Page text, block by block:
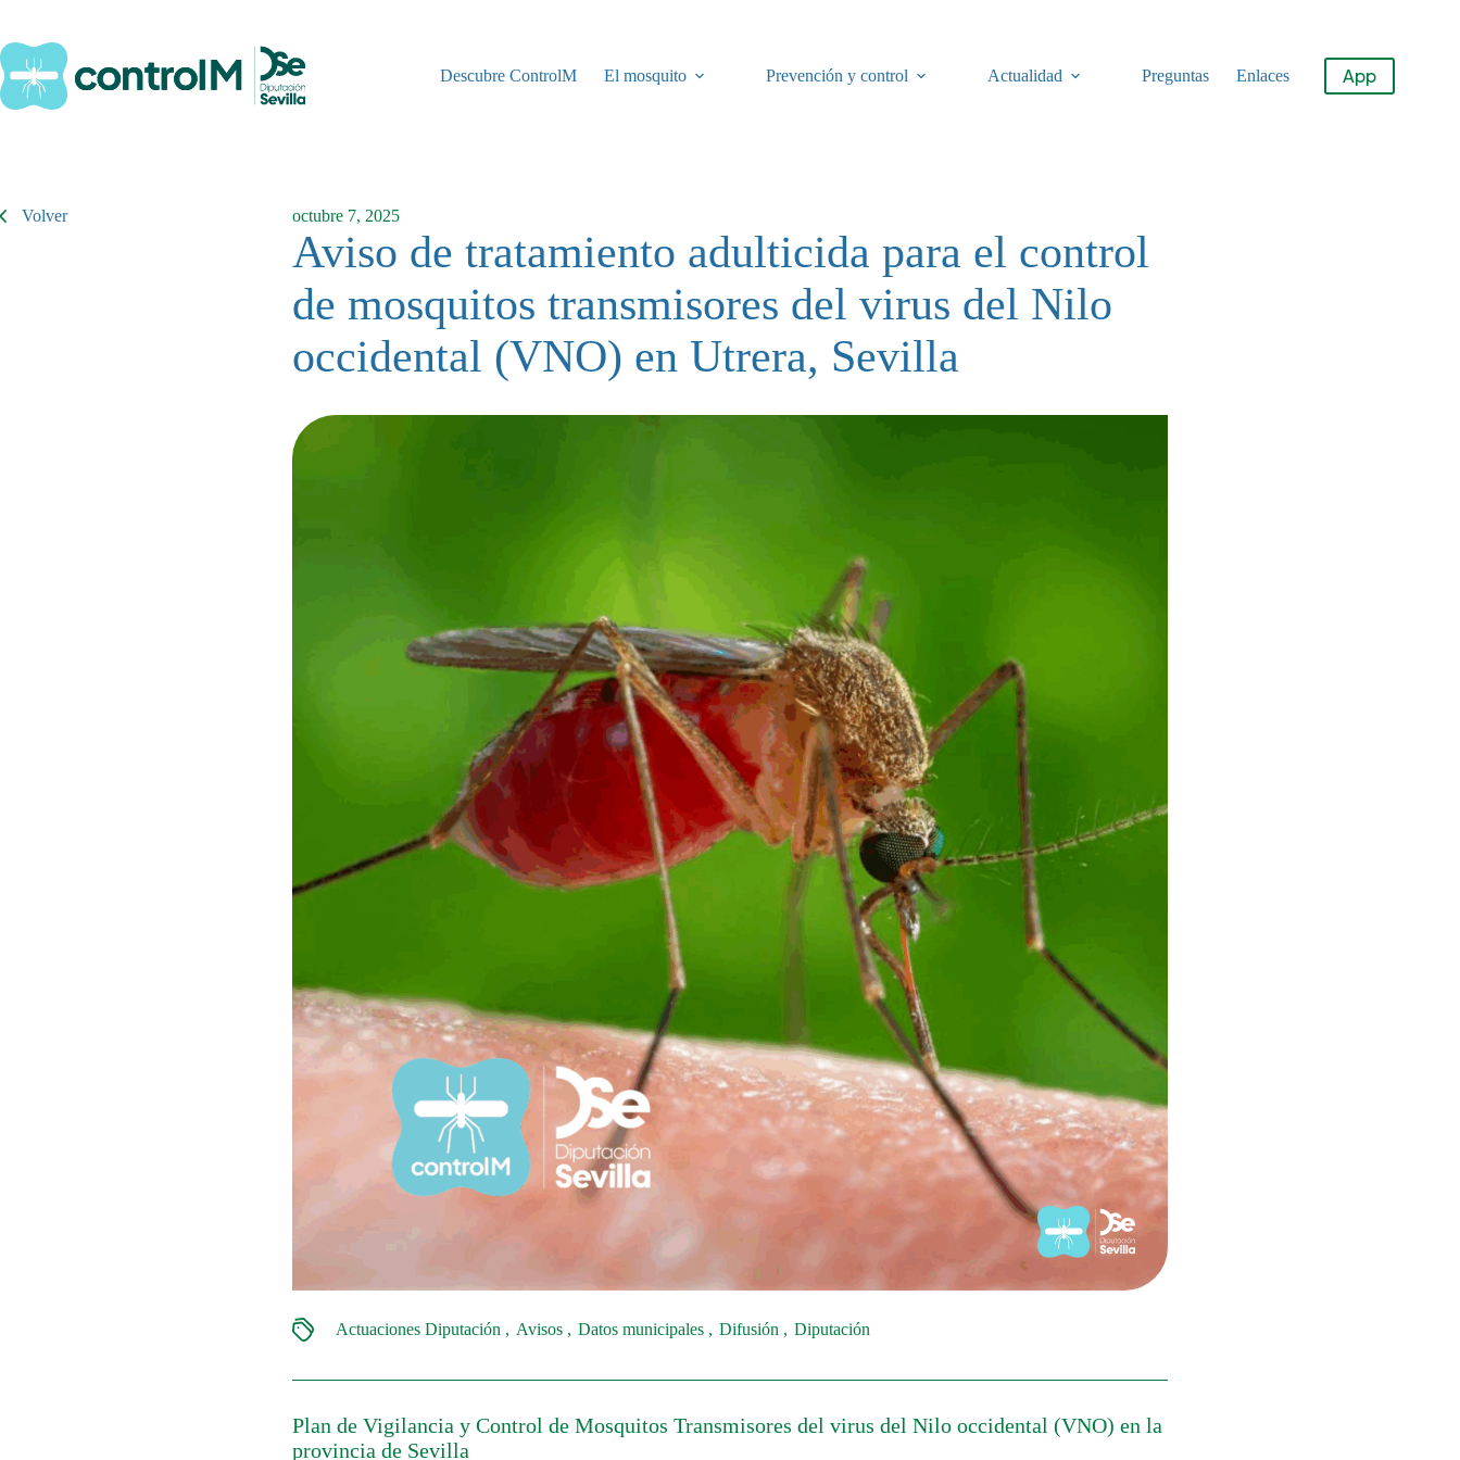
contenido
Descubre ControlM
El mosquito Prevención y control Actualidad Preguntas Enlaces App
Volver octubre 7, 2025
Aviso de tratamiento adulticida para el control
de mosquitos transmisores del virus del Nilo
occidental (VNO) en Utrera, Sevilla
Actuaciones Diputación Avisos Datos municipales Difusión Diputación
Plan de Vigilancia y Control de Mosquitos Transmisores del virus del Nilo occidental (VNO) en la
provincia de Sevilla